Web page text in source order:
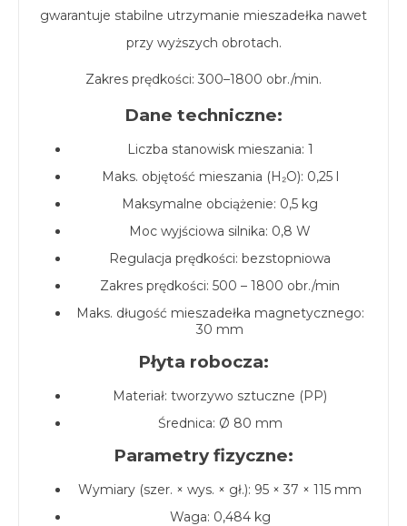
gwarantuje stabilne utrzymanie mieszadełka nawet
przy wyższych obrotach.
Zakres prędkości: 300–1800 obr./min.
Dane techniczne:
Liczba stanowisk mieszania: 1
Maks. objętość mieszania (H₂O): 0,25 l
Maksymalne obciążenie: 0,5 kg
Moc wyjściowa silnika: 0,8 W
Regulacja prędkości: bezstopniowa
Zakres prędkości: 500 – 1800 obr./min
Maks. długość mieszadełka magnetycznego:
30 mm
Płyta robocza:
Materiał: tworzywo sztuczne (PP)
Średnica: Ø 80 mm
Parametry fizyczne:
Wymiary (szer. × wys. × gł.): 95 × 37 × 115 mm
Waga: 0,484 kg